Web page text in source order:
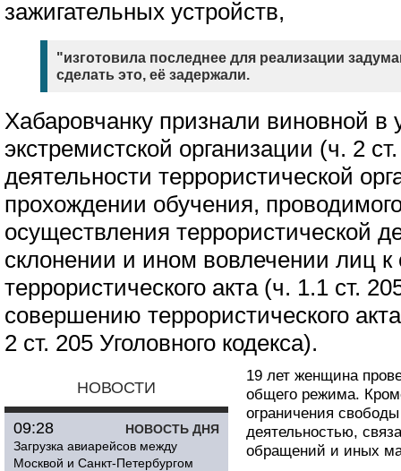
зажигательных устройств,
"изготовила последнее для реализации
сделать это, её задержали.
Хабаровчанку признали виновной в
экстремистской организации (ч. 2
деятельности террористической
прохождении обучения,
осуществления террористической
склонении и ином вовлечении лиц
террористического акта (ч. 1.1 ст.
совершению террористического
2 ст. 205 Уголовного кодекса).
НОВОСТИ
НОВОСТЬ ДНЯ
09:28
Загрузка авиарейсов между
Москвой и Санкт-Петербургом
19 лет женщина
общего режима.
ограничения
деятельностью,
обращений и иных